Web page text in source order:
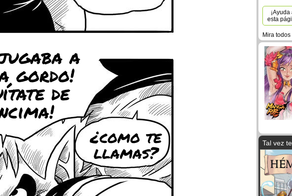
a
gordo!
de
¿como te
llamas?
esta
Mira
Tal vez